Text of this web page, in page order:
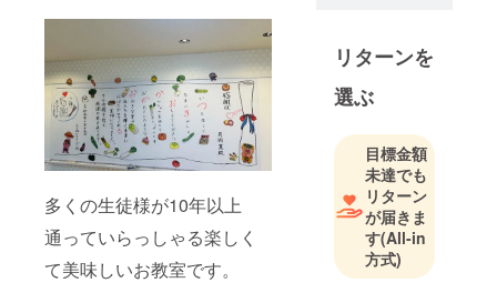
多くの生徒様が10年以上
通っていらっしゃる楽しく
て美味しいお教室です。
リターンを
選ぶ
目標金額
未達でも
リターン
が届きま
す(All-in
方式)